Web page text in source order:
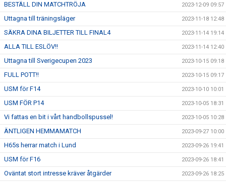
BESTÄLL DIN MATCHTRÖJA 2023-12-09 09:57
Uttagna till träningsläger 2023-11-18 12:48
SÄKRA DINA BILJETTER TILL FINAL4 2023-11-14 19:14
ALLA TILL ESLÖV!! 2023-11-14 12:40
Uttagna till Sverigecupen 2023 2023-10-15 09:18
FULL POTT!! 2023-10-15 09:17
USM för F14 2023-10-10 10:01
USM FÖR P14 2023-10-05 18:31
Vi fattas en bit i vårt handbollspussel! 2023-10-05 10:28
ÄNTLIGEN HEMMAMATCH 2023-09-27 10:00
H65s herrar match i Lund 2023-09-26 19:41
USM för F16 2023-09-26 18:41
Oväntat stort intresse kräver åtgärder 2023-09-26 18:25